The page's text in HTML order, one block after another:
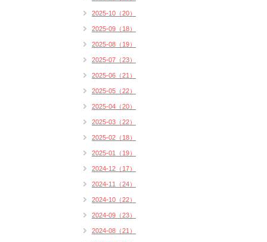
2025-10（20）
2025-09（18）
2025-08（19）
2025-07（23）
2025-06（21）
2025-05（22）
2025-04（20）
2025-03（22）
2025-02（18）
2025-01（19）
2024-12（17）
2024-11（24）
2024-10（22）
2024-09（23）
2024-08（21）